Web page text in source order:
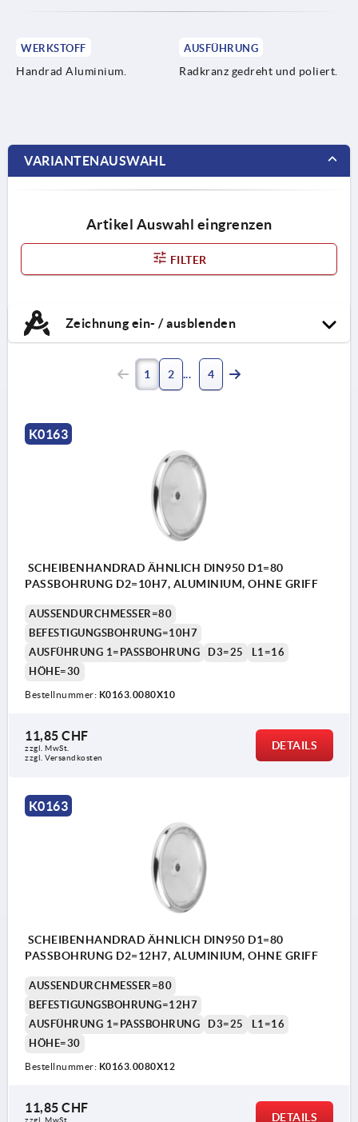
WERKSTOFF
Handrad Aluminium.
AUSFÜHRUNG
Radkranz gedreht und poliert.
VARIANTENAUSWAHL
Artikel Auswahl eingrenzen
FILTER
Zeichnung ein- / ausblenden
1 2 4
K0163
SCHEIBENHANDRAD ÄHNLICH DIN950 D1=80
PASSBOHRUNG D2=10H7, ALUMINIUM, OHNE GRIFF
AUSSENDURCHMESSER=80
BEFESTIGUNGSBOHRUNG=10H7
AUSFÜHRUNG 1=PASSBOHRUNG
D3=25
L1=16
HÖHE=30
Bestellnummer: K0163.0080X10
11,85 CHF
zzgl. MwSt.
zzgl. Versandkosten
DETAILS
K0163
SCHEIBENHANDRAD ÄHNLICH DIN950 D1=80
PASSBOHRUNG D2=12H7, ALUMINIUM, OHNE GRIFF
AUSSENDURCHMESSER=80
BEFESTIGUNGSBOHRUNG=12H7
AUSFÜHRUNG 1=PASSBOHRUNG
D3=25
L1=16
HÖHE=30
Bestellnummer: K0163.0080X12
11,85 CHF
zzgl. MwSt. DETAILS